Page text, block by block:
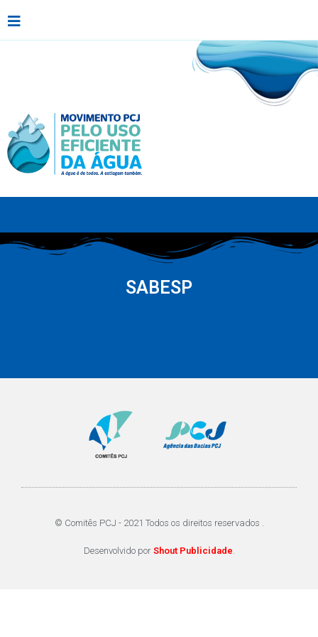
SABESP
© Comitês PCJ - 2021 Todos os direitos reservados .
Desenvolvido por Shout Publicidade.